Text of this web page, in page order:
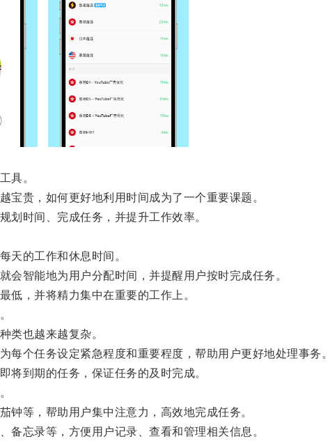
具。
贵，如何更好地利用时间成为了一个重要课题。
时间、完成任务，并提升工作效率。
的工作和休息时间。
智能地为用户分配时间，并提醒用户按时完成任务。
，并将精力集中在重要的工作上。
也越来越复杂。
个任务设定紧急程度和重要程度，帮助用户更好地处理事务。
到期的任务，保证任务的及时完成。
等，帮助用户集中注意力，高效地完成任务。
忘录等，方便用户记录、查看和管理相关信息。